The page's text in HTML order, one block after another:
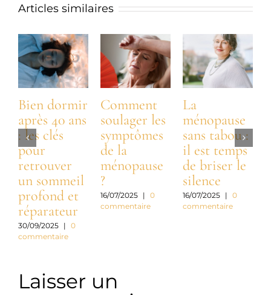
Articles similaires
Bien dormir
après 40 ans
: les clés
pour
retrouver
un sommeil
profond et
réparateur
30/09/2025 | 0
commentaire
Comment
soulager les
symptômes
de la
ménopause
?
16/07/2025 | 0
commentaire
La
ménopause
sans tabou :
il est temps
de briser le
silence
16/07/2025 | 0
commentaire
Laisser un